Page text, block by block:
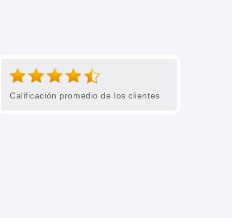
Calificación promedio de los clientes